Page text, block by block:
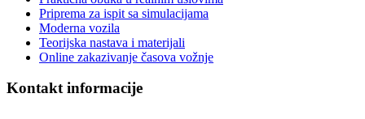
Priprema za ispit sa simulacijama
Moderna vozila
Teorijska nastava i materijali
Online zakazivanje časova vožnje
Kontakt informacije